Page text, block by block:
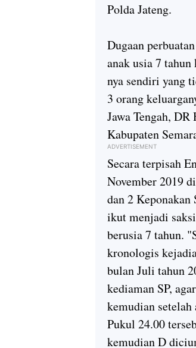
Polda Jateng.
Dugaan
anak usia 7
nya sendiri yang
3 orang
Jawa Tengah,
Kabupaten
ADVERTISEMENT
Secara terpisah
November 2019
dan 2
ikut menjadi
berusia 7 tahun.
kronologis
bulan Juli tahun
kediaman SP,
kemudian
Pukul 24.00
kemudian D